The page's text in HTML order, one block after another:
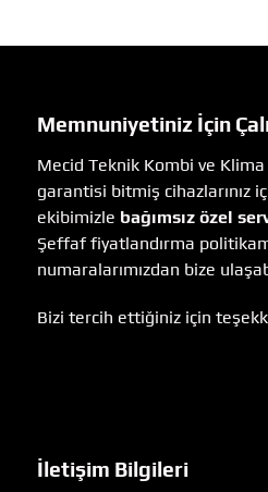
Memnuniyetiniz İçin
Mecid Teknik Kombi ve
garantisi bitmiş cihazlarınız
ekibimizle bağımsız özel
Şeffaf fiyatlandırma
numaralarımızdan bize
Bizi tercih ettiğiniz için
İletişim Bilgileri